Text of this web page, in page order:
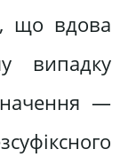
що вдова
випадку
—